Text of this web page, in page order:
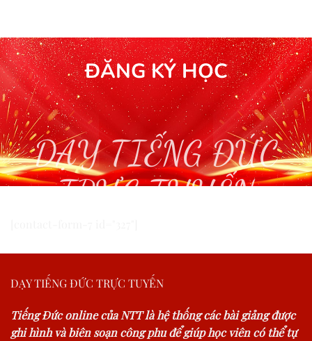
ĐĂNG KÝ HỌC
DẠY TIẾNG ĐỨC
TRỰC TUYẾN
DẠY TIẾNG ĐỨC TRỰC TUYẾN
Tiếng Đức online của NTT là hệ thống các bài giảng được
ghi hình và biên soạn công phu để giúp học viên có thể tự